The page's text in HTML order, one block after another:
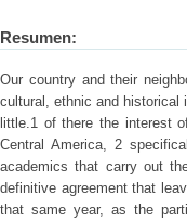
Resumen:
Our country and their
cultural, ethnic and historical
little.1 of there the interest
Central America, 2
academics that carry out
definitive agreement that
that same year, as the